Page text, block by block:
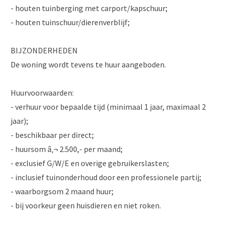
- houten tuinberging met carport/kapschuur;
- houten tuinschuur/dierenverblijf;
BIJZONDERHEDEN
De woning wordt tevens te huur aangeboden.
Huurvoorwaarden:
- verhuur voor bepaalde tijd (minimaal 1 jaar, maximaal 2
jaar);
- beschikbaar per direct;
- huursom â‚¬ 2.500,- per maand;
- exclusief G/W/E en overige gebruikerslasten;
- inclusief tuinonderhoud door een professionele partij;
- waarborgsom 2 maand huur;
- bij voorkeur geen huisdieren en niet roken.